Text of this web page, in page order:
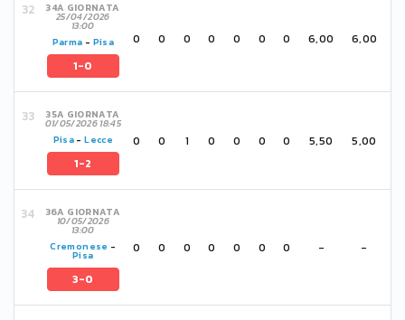
34A GIORNATA
25/04/2026
13:00
Parma - Pisa
1-0
0 0 0 0 0 0 0 6,00 6,00
35A GIORNATA
01/05/2026 18:45
Pisa -Lecce
1-2
0 0 1 0 0 0 0 5,50 5,00
36A GIORNATA
10/05/2026
13:00
Cremonese -
Pisa
3-0
0 0 0 0 0 0 0 - -